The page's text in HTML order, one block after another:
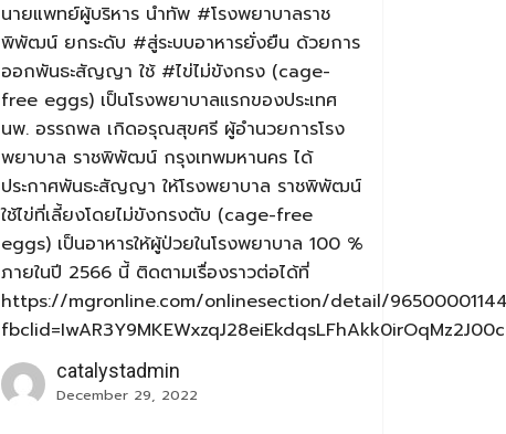
นายแพทย์ผู้บริหาร นำทัพ #โรงพยาบาลราช
พิพัฒน์ ยกระดับ #สู่ระบบอาหารยั่งยืน ด้วยการ
ออกพันธะสัญญา ใช้ #ไข่ไม่ขังกรง (cage-
free eggs) เป็นโรงพยาบาลแรกของประเทศ
นพ. อรรถพล เกิดอรุณสุขศรี ผู้อำนวยการโรง
พยาบาล ราชพิพัฒน์ กรุงเทพมหานคร ได้
ประกาศพันธะสัญญา ให้โรงพยาบาล ราชพิพัฒน์
ใช้ไข่ที่เลี้ยงโดยไม่ขังกรงตับ (cage-free
eggs) เป็นอาหารให้ผู้ป่วยในโรงพยาบาล 100 %
ภายในปี 2566 นี้ ติดตามเรื่องราวต่อได้ที่
https://mgronline.com/onlinesection/detail/
catalystadmin
December 29, 2022